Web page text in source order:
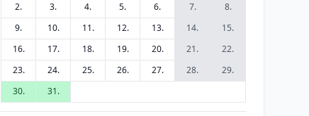
2.
3. 4. 5. 6. 7.
8.
9.
10. 11. 12. 13. 14.
15.
16.
17. 18. 19. 20. 21.
22.
23.
24. 25. 26. 27. 28.
29.
30.
31.